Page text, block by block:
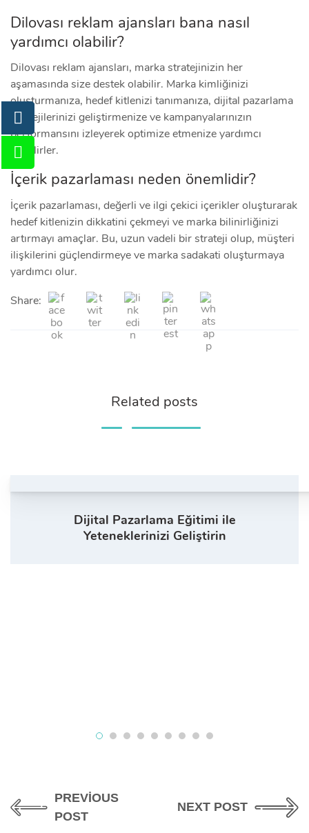
Dilovası reklam ajansları bana nasıl
yardımcı olabilir?
Dilovası reklam ajansları, marka stratejinizin her
aşamasında size destek olabilir. Marka kimliğinizi
oluşturmanıza, hedef kitlenizi tanımanıza, dijital pazarlama
stratejilerinizi geliştirmenize ve kampanyalarınızın
performansını izleyerek optimize etmenize yardımcı
olabilirler.
İçerik pazarlaması neden önemlidir?
İçerik pazarlaması, değerli ve ilgi çekici içerikler oluşturarak
hedef kitlenizin dikkatini çekmeyi ve marka bilinirliğinizi
artırmayı amaçlar. Bu, uzun vadeli bir strateji olup, müşteri
ilişkilerini güçlendirmeye ve marka sadakati oluşturmaya
yardımcı olur.
Share:
Related posts
Dijital Pazarlama Eğitimi ile
Yeteneklerinizi Geliştirin
PREVIOUS
POST
NEXT POST